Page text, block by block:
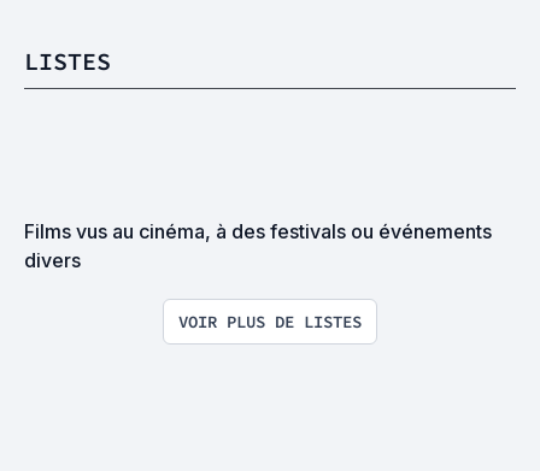
LISTES
Films vus au cinéma, à des festivals ou événements
divers
VOIR PLUS DE LISTES